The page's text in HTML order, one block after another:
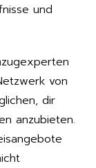
und
von
dir
anzubieten.